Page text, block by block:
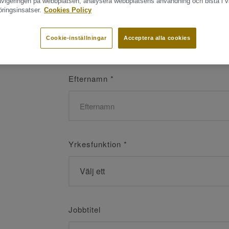
Namn
Efternamn *
Yrkesfunktion *
Jobbtitel
Cookies Policy
Acceptera alla cookies
Cookie-inställningar